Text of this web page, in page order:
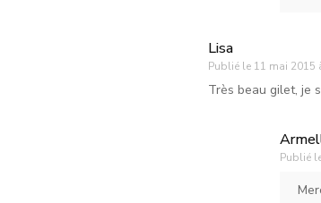
Lisa
Publié le 11 mai 2015
Très beau gilet, je
Publié